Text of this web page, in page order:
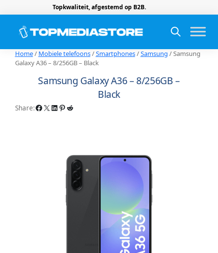
Topkwaliteit, afgestemd op B2B.
Home/ Mobiele telefoons/Smartphones/Samsung / Samsung
Galaxy A36 – 8/256GB – Black
Samsung Galaxy A36 – 8/256GB –
Black
Share:Facebook X LinkedIn Pinterest Reddit